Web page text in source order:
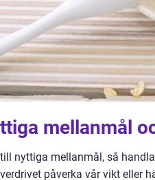
mellanmål
nyttiga mellanmål, så
påverka vår vikt eller